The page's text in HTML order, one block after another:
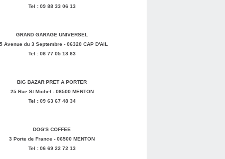
Tel : 09 88 33 06 13
GRAND GARAGE UNIVERSEL
Avenue du 3 Septembre - 06320 CAP D'AIL
Tel : 06 77 05 18 63
BIG BAZAR PRET A PORTER
25 Rue St Michel - 06500 MENTON
Tel : 09 63 67 48 34
DOG'S COFFEE
3 Porte de France - 06500 MENTON
Tel : 06 69 22 72 13